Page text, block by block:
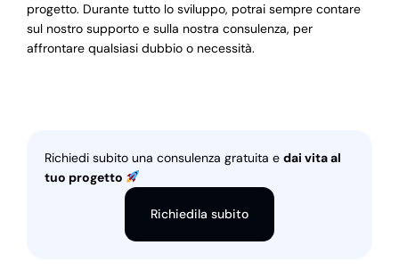
progetto. Durante tutto lo sviluppo, potrai sempre contare
sul nostro supporto e sulla nostra consulenza, per
affrontare qualsiasi dubbio o necessità.
Richiedi subito una consulenza gratuita e dai vita al
tuo progetto
Richiedila subito